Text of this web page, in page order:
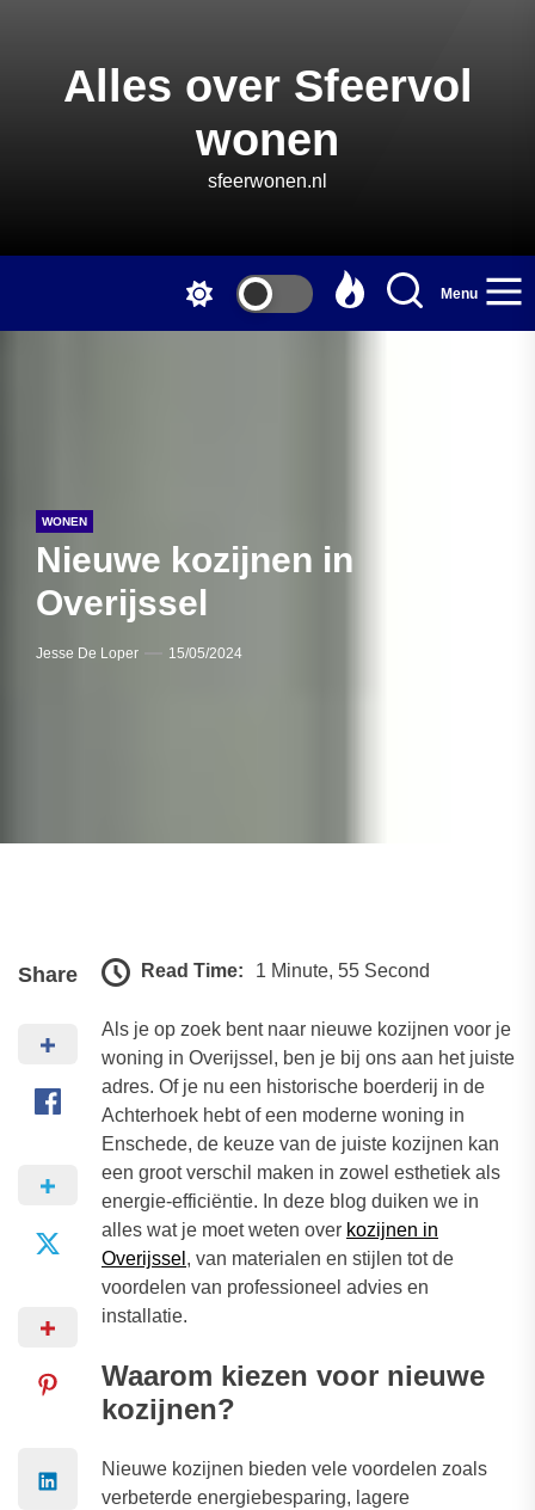
Alles over Sfeervol
wonen
sfeerwonen.nl
Menu
WONEN
Nieuwe kozijnen in
Overijssel
Jesse De Loper 15/05/2024
Share Read Time: 1 Minute, 55 Second
Als je op zoek bent naar nieuwe kozijnen voor je
woning in Overijssel, ben je bij ons aan het juiste
adres. Of je nu een historische boerderij in de
Achterhoek hebt of een moderne woning in
Enschede, de keuze van de juiste kozijnen kan
een groot verschil maken in zowel esthetiek als
energie-efficiëntie. In deze blog duiken we in
alles wat je moet weten over kozijnen in
Overijssel , van materialen en stijlen tot de
voordelen van professioneel advies en
installatie.
Waarom kiezen voor nieuwe
kozijnen?
Nieuwe kozijnen bieden vele voordelen zoals
verbeterde energiebesparing, lagere